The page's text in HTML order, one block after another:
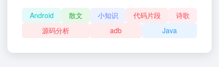
Android 散文 小知识 代码片段
诗歌
源码分析
adb Java